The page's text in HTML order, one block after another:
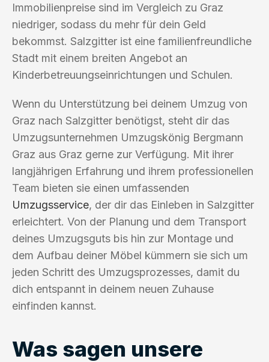
Immobilienpreise sind im Vergleich zu Graz
niedriger, sodass du mehr für dein Geld
bekommst. Salzgitter ist eine familienfreundliche
Stadt mit einem breiten Angebot an
Kinderbetreuungseinrichtungen und Schulen.
Wenn du Unterstützung bei deinem Umzug von
Graz nach Salzgitter benötigst, steht dir das
Umzugsunternehmen Umzugskönig Bergmann
Graz aus Graz gerne zur Verfügung. Mit ihrer
langjährigen Erfahrung und ihrem professionellen
Team bieten sie einen umfassenden
Umzugsservice, der dir das Einleben in Salzgitter
erleichtert. Von der Planung und dem Transport
deines Umzugsguts bis hin zur Montage und
dem Aufbau deiner Möbel kümmern sie sich um
jeden Schritt des Umzugsprozesses, damit du
dich entspannt in deinem neuen Zuhause
einfinden kannst.
Was sagen unsere